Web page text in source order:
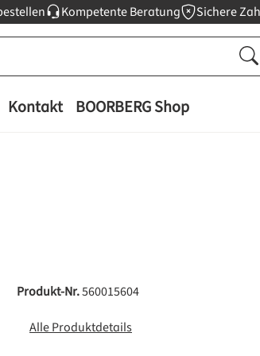
Kompetente Beratung Sichere
Kontakt BOORBERG Shop
Produkt-Nr.560015604
Alle Produktdetails